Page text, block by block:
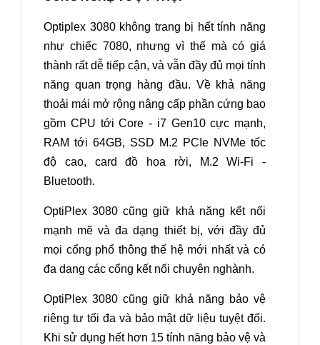
Optiplex 3080 không trang bị hết tính năng
như chiếc 7080, nhưng vì thế mà có giá
thành rất dễ tiếp cận, và vẫn đầy đủ mọi tính
năng quan trọng hàng đầu. Về khả năng
thoải mái mở rộng nâng cấp phần cứng bao
gồm CPU tới Core - i7 Gen10 cực mạnh,
RAM tới 64GB, SSD M.2 PCIe NVMe tốc
độ cao, card đồ họa rời, M.2 Wi-Fi -
Bluetooth.
OptiPlex 3080 cũng giữ khả năng kết nối
mạnh mẽ và đa dạng thiết bị, với đầy đủ
mọi cổng phổ thông thế hệ mới nhất và có
đa dạng các cổng kết nối chuyên nghành.
OptiPlex 3080 cũng giữ khả năng bảo vệ
riêng tư tối đa và bảo mật dữ liệu tuyệt đối.
Khi sử dụng hết hơn 15 tính năng bảo vệ và